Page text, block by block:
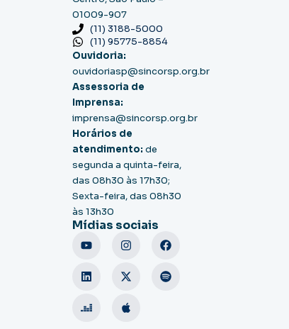
01009-907
(11) 3188-5000
(11) 95775-8854
Ouvidoria:
ouvidoriasp@sincorsp.org.br
Assessoria de
Imprensa:
imprensa@sincorsp.org.br
Horários de
atendimento: de
segunda a quinta-feira,
das 08h30 às 17h30;
Sexta-feira, das 08h30
às 13h30
Mídias sociais